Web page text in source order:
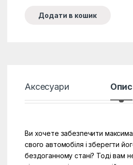
Додати в кошик
Аксесуари Опис
Ви хочете забезпечити
свого автомобіля і зберегти
бездоганному стані? Тоді вам